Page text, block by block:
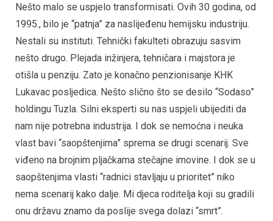
Nešto malo se uspjelo transformisati. Ovih 30 godina, od
1995., bilo je “patnja” za naslijeđenu hemijsku industriju.
Nestali su instituti. Tehnički fakulteti obrazuju sasvim
nešto drugo. Plejada inžinjera, tehničara i majstora je
otišla u penziju. Zato je konačno penzionisanje KHK
Lukavac posljedica. Nešto slično što se desilo “Sodaso”
holdingu Tuzla. Silni eksperti su nas uspjeli ubijediti da
nam nije potrebna industrija. I dok se nemoćna i neuka
vlast bavi “saopštenjima” sprema se drugi scenarij. Sve
viđeno na brojnim pljačkama stečajne imovine. I dok se u
saopštenjima vlasti “radnici stavljaju u prioritet” niko
nema scenarij kako dalje. Mi djeca roditelja koji su gradili
onu državu znamo da poslije svega dolazi “smrt”.